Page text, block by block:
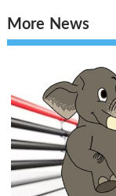
More News